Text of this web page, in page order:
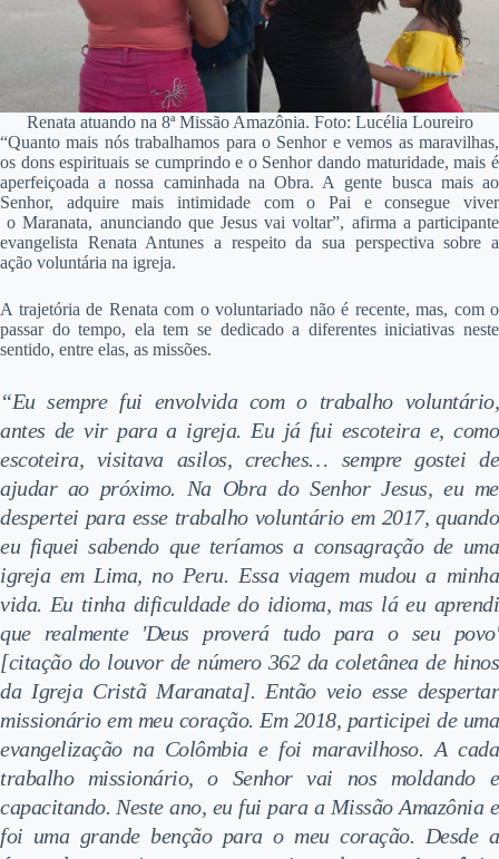
Renata atuando na 8ª Missão Amazônia. Foto: Lucélia Loureiro
“Quanto mais nós trabalhamos para o Senhor e vemos as maravilhas,
os dons espirituais se cumprindo e o Senhor dando maturidade, mais é
aperfeiçoada a nossa caminhada na Obra. A gente busca mais ao
Senhor, adquire mais intimidade com o Pai e consegue viver
o Maranata, anunciando que Jesus vai voltar”, afirma a participante
evangelista Renata Antunes a respeito da sua perspectiva sobre a
ação voluntária na igreja.
A trajetória de Renata com o voluntariado não é recente, mas, com o
passar do tempo, ela tem se dedicado a diferentes iniciativas neste
sentido, entre elas, as missões.
“Eu sempre fui envolvida com o trabalho voluntário,
antes de vir para a igreja. Eu já fui escoteira e, como
escoteira, visitava asilos, creches… sempre gostei de
ajudar ao próximo. Na Obra do Senhor Jesus, eu me
despertei para esse trabalho voluntário em 2017, quando
eu fiquei sabendo que teríamos a consagração de uma
igreja em Lima, no Peru. Essa viagem mudou a minha
vida. Eu tinha dificuldade do idioma, mas lá eu aprendi
que realmente 'Deus proverá tudo para o seu povo'
[citação do louvor de número 362 da coletânea de hinos
da Igreja Cristã Maranata]. Então veio esse despertar
missionário em meu coração. Em 2018, participei de uma
evangelização na Colômbia e foi maravilhoso. A cada
trabalho missionário, o Senhor vai nos moldando e
capacitando. Neste ano, eu fui para a Missão Amazônia e
foi uma grande benção para o meu coração. Desde a